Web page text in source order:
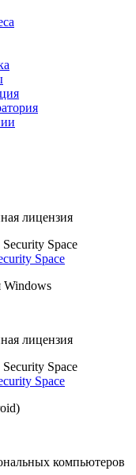
лицензия
Space
Windows
лицензия
Space
компьютеров